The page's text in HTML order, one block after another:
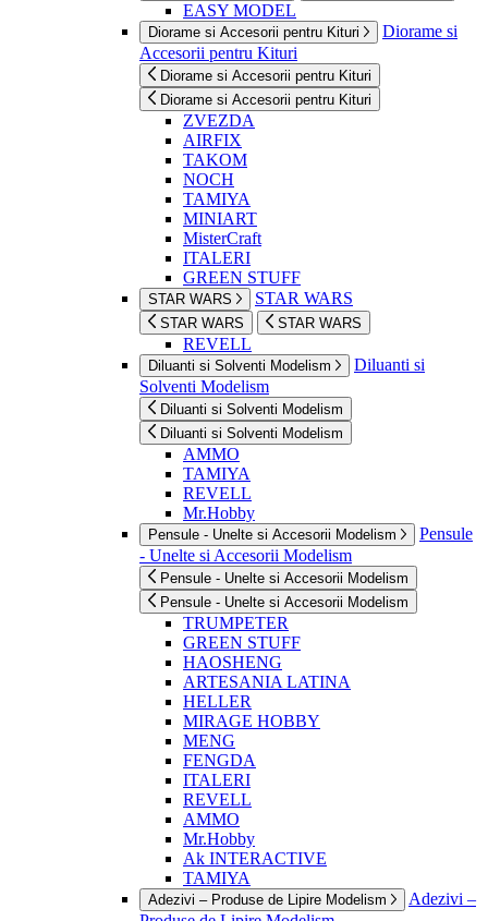
EASY MODEL
Diorame si Accesorii pentru Kituri
Diorame si
Accesorii pentru Kituri
Diorame si Accesorii pentru Kituri
Diorame si Accesorii pentru Kituri
ZVEZDA
AIRFIX
TAKOM
NOCH
TAMIYA
MINIART
MisterCraft
ITALERI
GREEN STUFF
STAR WARS STAR WARS
STAR WARS STAR WARS
REVELL
Diluanti si Solventi Modelism
Diluanti si
Solventi Modelism
Diluanti si Solventi Modelism
Diluanti si Solventi Modelism
AMMO
TAMIYA
REVELL
Mr.Hobby
Pensule - Unelte si Accesorii Modelism
Pensule
- Unelte si Accesorii Modelism
Pensule - Unelte si Accesorii Modelism
Pensule - Unelte si Accesorii Modelism
TRUMPETER
GREEN STUFF
HAOSHENG
ARTESANIA LATINA
HELLER
MIRAGE HOBBY
MENG
FENGDA
ITALERI
REVELL
AMMO
Mr.Hobby
Ak INTERACTIVE
TAMIYA
Adezivi – Produse de Lipire Modelism
Adezivi –